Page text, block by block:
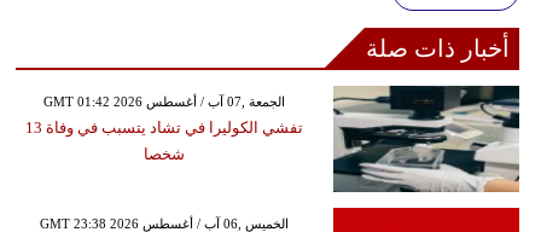
أخبار ذات صلة
GMT 01:42 2026 الجمعة ,07 آب / أغسطس
تفشي الكوليرا في تشاد يتسبب في وفاة 13
شخصا
GMT 23:38 2026 الخميس ,06 آب / أغسطس